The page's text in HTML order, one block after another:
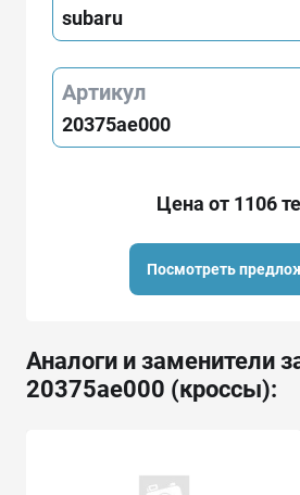
subaru
Артикул
20375ae000
Цена от 1106
Посмотреть
Аналоги и заменители
20375ae000 (кроссы):